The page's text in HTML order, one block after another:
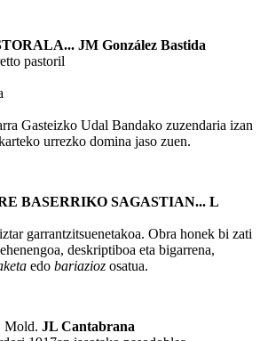
JM González Bastida
pastoril
Gasteizko Udal Bandako zuzendaria izan
urrezko domina jaso zuen.
BASERRIKO SAGASTIAN... L
garrantzitsuenetakoa. Obra honek bi zati
deskriptiboa eta bigarrena,
edo bariazioz osatua.
Mold. JL Cantabrana